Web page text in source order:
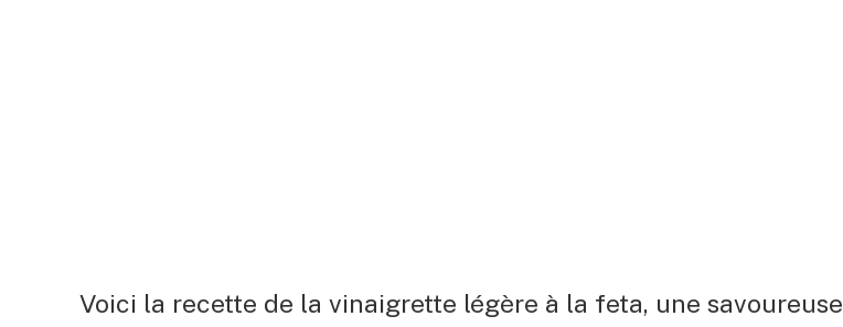
Voici la recette de la vinaigrette légère à la feta, une savoureuse